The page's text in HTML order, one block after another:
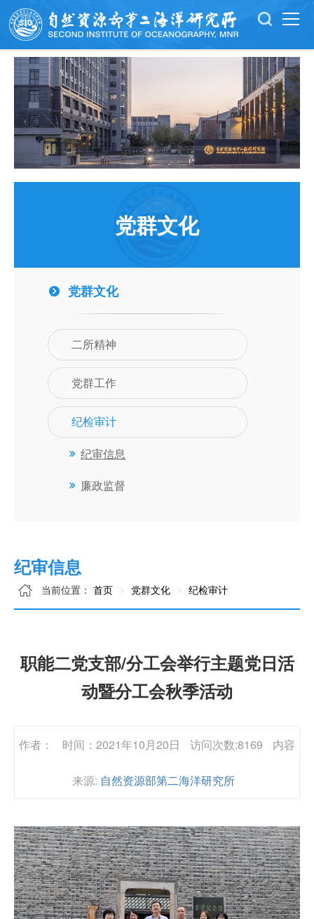
党群文化
党群文化
二所精神
党群工作
纪检审计
纪审信息
廉政监督
纪审信息
当前位置： 首页 党群文化 纪检审计
职能二党支部/分工会举行主题党日活
动暨分工会秋季活动
作者： 时间：2021年10月20日 访问次数:8169 内容
来源: 自然资源部第二海洋研究所